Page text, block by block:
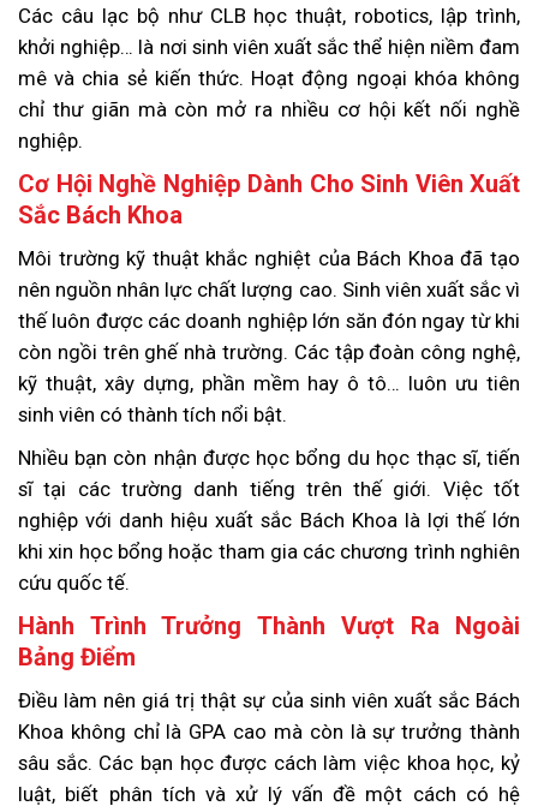
Các câu lạc bộ như CLB học thuật, robotics, lập trình,
khởi nghiệp… là nơi sinh viên xuất sắc thể hiện niềm đam
mê và chia sẻ kiến thức. Hoạt động ngoại khóa không
chỉ thư giãn mà còn mở ra nhiều cơ hội kết nối nghề
nghiệp.
Cơ Hội Nghề Nghiệp Dành Cho Sinh Viên Xuất
Sắc Bách Khoa
Môi trường kỹ thuật khắc nghiệt của Bách Khoa đã tạo
nên nguồn nhân lực chất lượng cao. Sinh viên xuất sắc vì
thế luôn được các doanh nghiệp lớn săn đón ngay từ khi
còn ngồi trên ghế nhà trường. Các tập đoàn công nghệ,
kỹ thuật, xây dựng, phần mềm hay ô tô… luôn ưu tiên
sinh viên có thành tích nổi bật.
Nhiều bạn còn nhận được học bổng du học thạc sĩ, tiến
sĩ tại các trường danh tiếng trên thế giới. Việc tốt
nghiệp với danh hiệu xuất sắc Bách Khoa là lợi thế lớn
khi xin học bổng hoặc tham gia các chương trình nghiên
cứu quốc tế.
Hành Trình Trưởng Thành Vượt Ra Ngoài
Bảng Điểm
Điều làm nên giá trị thật sự của sinh viên xuất sắc Bách
Khoa không chỉ là GPA cao mà còn là sự trưởng thành
sâu sắc. Các bạn học được cách làm việc khoa học, kỷ
luật, biết phân tích và xử lý vấn đề một cách có hệ